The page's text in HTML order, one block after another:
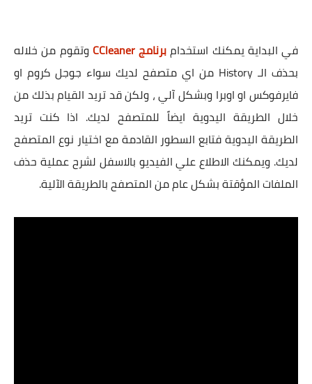
في البداية يمكنك استخدامبرنامج CCleaner
وتقوم من خلاله
بحذف الـ History من اي متصفح لديك سواء جوجل كروم او
فايرفوكس او اوبرا وبشكل آلي ، ولكن قد تريد القيام بذلك من
خلال الطريقة اليدوية ايضاً للمتصفح لديك. اذا كنت تريد
الطريقة اليدوية فتابع السطور القادمة مع اختيار نوع المتصفح
لديك. ويمكنك الاطلاع علي الفيديو بالاسفل لشرح عملية حذف
الملفات المؤقتة بشكل عام من المتصفح بالطريقة الآلية.